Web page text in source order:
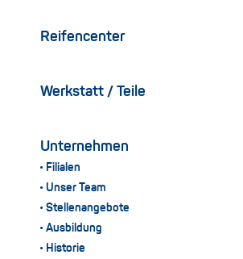
Reifencenter
Werkstatt / Teile
Unternehmen
Filialen
Unser Team
Stellenangebote
Ausbildung
Historie